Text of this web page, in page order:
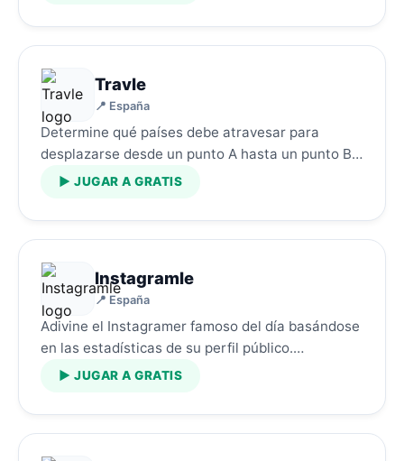
Travle
📍 España
Determine qué países debe atravesar para
desplazarse desde un punto A hasta un punto B.
▶ JUGAR A GRATIS
Instagramle
📍 España
Adivine el Instagramer famoso del día basándose
en las estadísticas de su perfil público.…
▶ JUGAR A GRATIS